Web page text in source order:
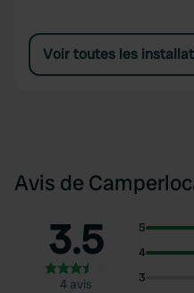
Voir toutes les
Avis de
3.5
4 avis
5
4
3